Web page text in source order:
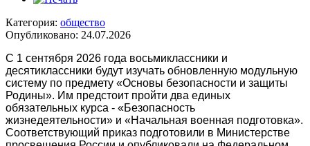
Категория: общество
Опубликовано: 24.07.2026
С 1 сентября 2026 года восьмиклассники и
десятиклассники будут изучать обновленную модульную
систему по предмету «Основы безопасности и защиты
Родины». Им предстоит пройти два единых
обязательных курса - «Безопасность
жизнедеятельности» и «Начальная военная подготовка».
Соответствующий приказ подготовили в Министерстве